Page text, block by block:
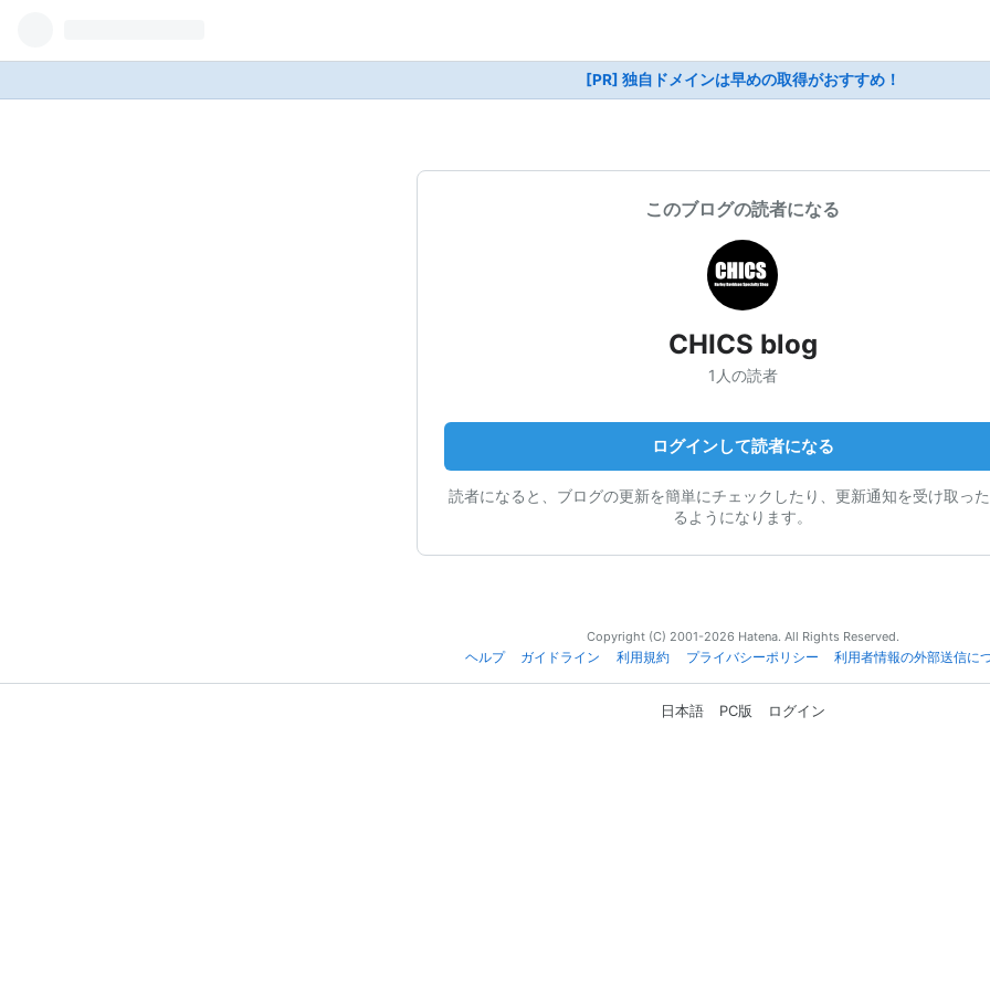
[PR] 独自ドメインは早めの取得がおすすめ！
このブログの読者になる
CHICS blog
1人の読者
ログインして読者になる
読者になると、ブログの更新を簡単にチェックしたり、更新通知を受け取っ
るようになります。
Copyright (C) 2001-2026 Hatena. All Rights Reserved.
ヘルプ
ガイドライン 利用規約 プライバシーポリシー 利用者情報の外部送信に
日本語 PC版 ログイン